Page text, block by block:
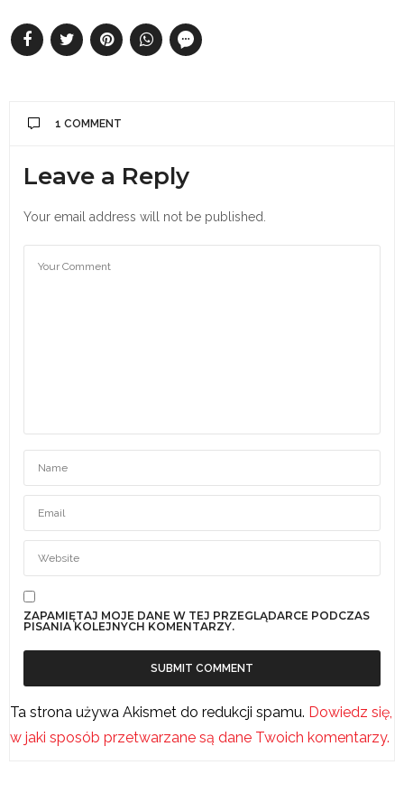
1 COMMENT
Leave a Reply
Your email address will not be published.
ZAPAMIĘTAJ MOJE DANE W TEJ PRZEGLĄDARCE PODCZAS
PISANIA KOLEJNYCH KOMENTARZY.
Ta strona używa Akismet do redukcji spamu. Dowiedz się,
w jaki sposób przetwarzane są dane Twoich komentarzy.